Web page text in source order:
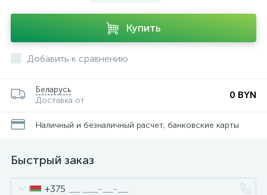
Купить
Добавить к сравнению
Беларусь
Доставка от
0 BYN
Наличный и безналичный расчет, банковские карты
Быстрый заказ
+375